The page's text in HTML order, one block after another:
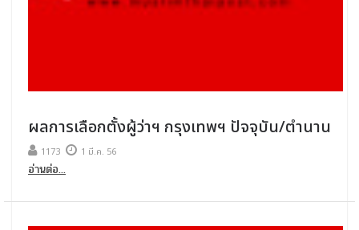
ผลการเลือกตั้งผู้ว่าฯ กรุงเทพฯ ปัจจุบัน/ตำนาน
1173 1 มี.ค. 56
อ่านต่อ...